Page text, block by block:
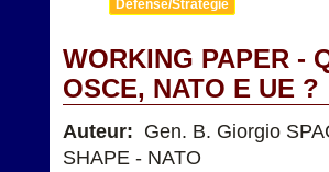
Défense/Stratégie
WORKING PAPER -
OSCE, NATO E UE ?
Auteur: Gen. B. Giorgio
SHAPE - NATO